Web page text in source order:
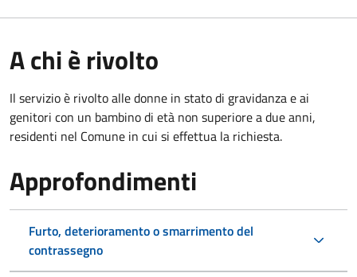
A chi è rivolto
Il servizio è rivolto alle donne in stato di gravidanza e ai
genitori con un bambino di età non superiore a due anni,
residenti nel Comune in cui si effettua la richiesta.
Approfondimenti
Furto, deterioramento o smarrimento del
contrassegno